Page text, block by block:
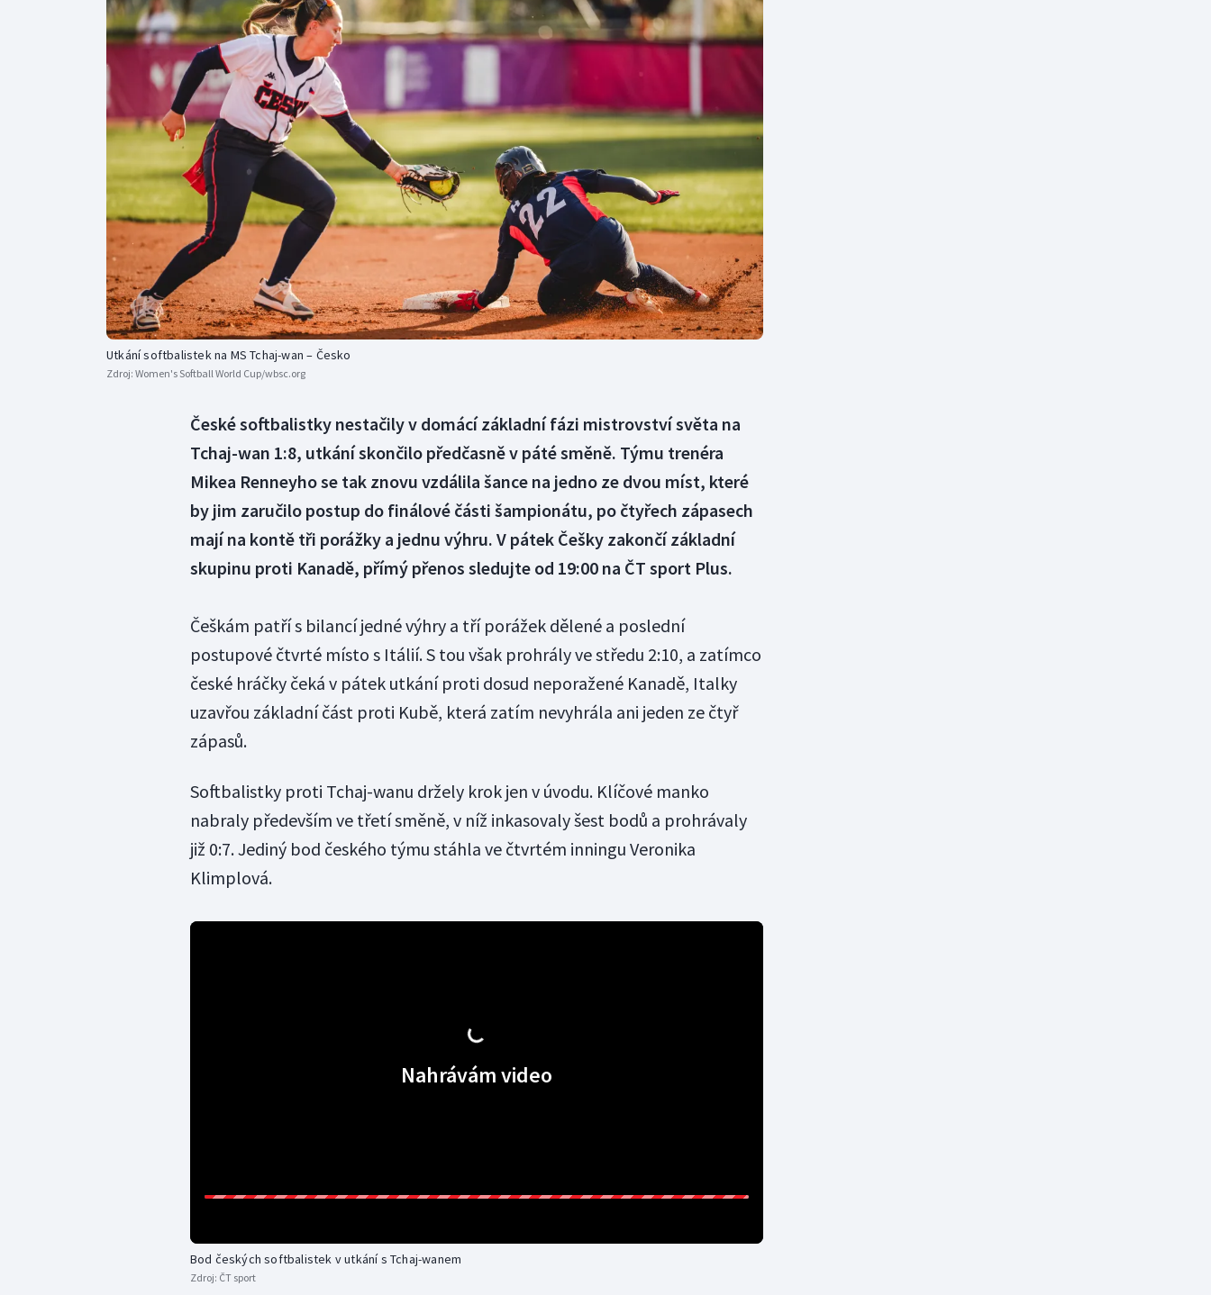
Curling
Dostihy
Florbal
Futsal
Golf
Gymnastika
Moderní pětiboj
Motorsport
Parasport
Plavání
Plážový volejbal
Triatlon
Veslování
Volejbal
Ostatní
Utkání softbalistek na MS Tchaj-wan – Česko
Zdroj: Women's Softball World Cup/wbsc.org
České softbalistky nestačily v domácí základní fázi mistrovství světa na
Tchaj-wan 1:8, utkání skončilo předčasně v páté směně. Týmu trenéra
Mikea Renneyho se tak znovu vzdálila šance na jedno ze dvou míst, které
by jim zaručilo postup do finálové části šampionátu, po čtyřech zápasech
mají na kontě tři porážky a jednu výhru. V pátek Češky zakončí základní
skupinu proti Kanadě, přímý přenos sledujte od 19:00 na ČT sport Plus.
Češkám patří s bilancí jedné výhry a tří porážek dělené a poslední
postupové čtvrté místo s Itálií. S tou však prohrály ve středu 2:10, a zatímco
české hráčky čeká v pátek utkání proti dosud neporažené Kanadě, Italky
uzavřou základní část proti Kubě, která zatím nevyhrála ani jeden ze čtyř
zápasů.
Softbalistky proti Tchaj-wanu držely krok jen v úvodu. Klíčové manko
nabraly především ve třetí směně, v níž inkasovaly šest bodů a prohrávaly
již 0:7. Jediný bod českého týmu stáhla ve čtvrtém inningu Veronika
Klimplová.
Nahrávám video
Bod českých softbalistek v utkání s Tchaj-wanem
Zdroj: ČT sport